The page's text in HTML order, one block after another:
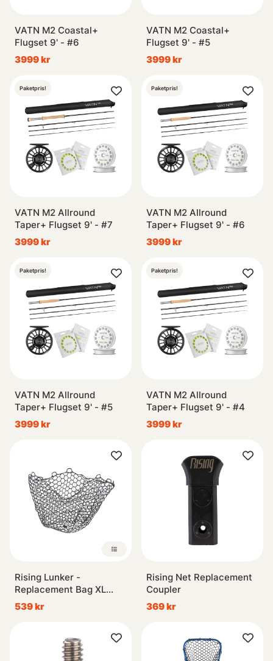
VATN M2 Coastal+
Flugset 9' - #6
3999 kr
VATN M2 Coastal+
Flugset 9' - #5
3999 kr
Paketpris!
VATN M2 Allround
Taper+ Flugset 9' - #7
3999 kr
Paketpris!
VATN M2 Allround
Taper+ Flugset 9' - #6
3999 kr
Paketpris!
VATN M2 Allround
Taper+ Flugset 9' - #5
3999 kr
Paketpris!
VATN M2 Allround
Taper+ Flugset 9' - #4
3999 kr
Rising Lunker -
Replacement Bag XL
56cm deep
539 kr
Rising Net Replacement
Coupler
369 kr